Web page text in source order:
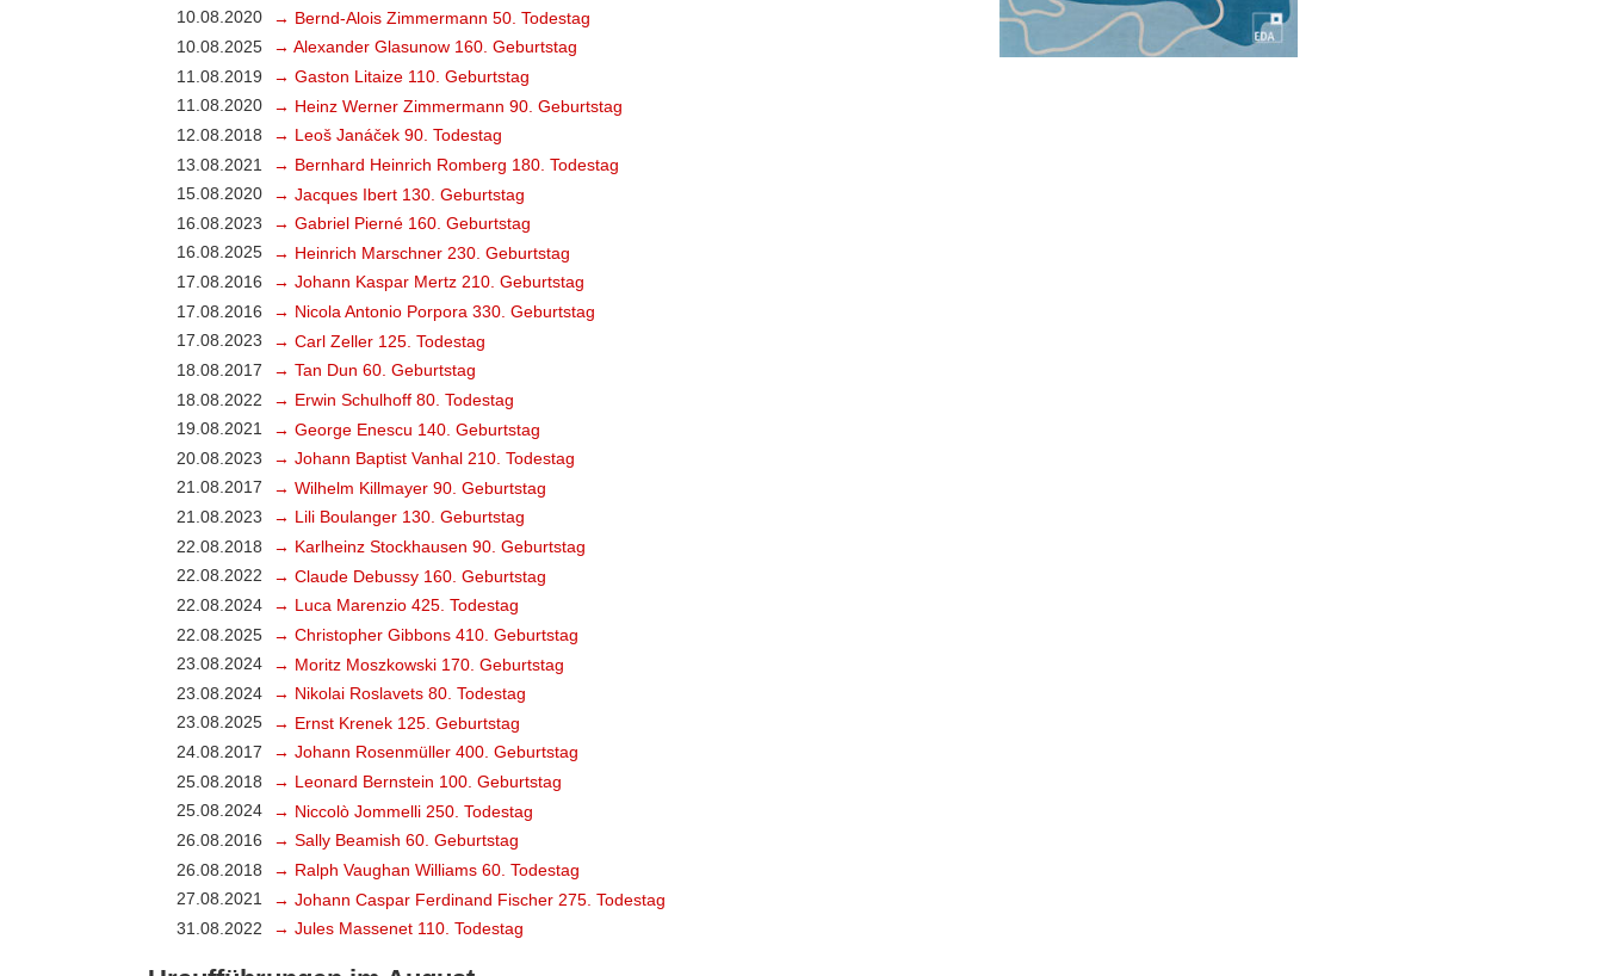
10.08.2020
→ Bernd-Alois Zimmermann 50. Todestag
10.08.2025
→ Alexander Glasunow 160. Geburtstag
11.08.2019
→ Gaston Litaize 110. Geburtstag
11.08.2020
→ Heinz Werner Zimmermann 90. Geburtstag
12.08.2018
→ Leoš Janáček 90. Todestag
13.08.2021
→ Bernhard Heinrich Romberg 180. Todestag
15.08.2020
→ Jacques Ibert 130. Geburtstag
16.08.2023
→ Gabriel Pierné 160. Geburtstag
16.08.2025
→ Heinrich Marschner 230. Geburtstag
17.08.2016
→ Johann Kaspar Mertz 210. Geburtstag
17.08.2016
→ Nicola Antonio Porpora 330. Geburtstag
17.08.2023
→ Carl Zeller 125. Todestag
18.08.2017
→ Tan Dun 60. Geburtstag
18.08.2022
→ Erwin Schulhoff 80. Todestag
19.08.2021
→ George Enescu 140. Geburtstag
20.08.2023
→ Johann Baptist Vanhal 210. Todestag
21.08.2017
→ Wilhelm Killmayer 90. Geburtstag
21.08.2023
→ Lili Boulanger 130. Geburtstag
22.08.2018
→ Karlheinz Stockhausen 90. Geburtstag
22.08.2022
→ Claude Debussy 160. Geburtstag
22.08.2024
→ Luca Marenzio 425. Todestag
22.08.2025
→ Christopher Gibbons 410. Geburtstag
23.08.2024
→ Moritz Moszkowski 170. Geburtstag
23.08.2024
→ Nikolai Roslavets 80. Todestag
23.08.2025
→ Ernst Krenek 125. Geburtstag
24.08.2017
→ Johann Rosenmüller 400. Geburtstag
25.08.2018
→ Leonard Bernstein 100. Geburtstag
25.08.2024
→ Niccolò Jommelli 250. Todestag
26.08.2016
→ Sally Beamish 60. Geburtstag
26.08.2018
→ Ralph Vaughan Williams 60. Todestag
27.08.2021
→ Johann Caspar Ferdinand Fischer 275. Todestag
31.08.2022
→ Jules Massenet 110. Todestag